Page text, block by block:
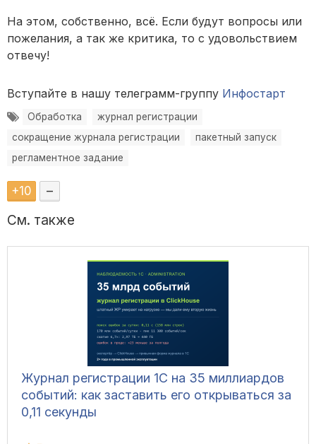
На этом, собственно, всё. Если будут вопросы или
пожелания, а так же критика, то с удовольствием
отвечу!
Вступайте в нашу телеграмм-группу Инфостарт
Обработка
журнал регистрации
сокращение журнала регистрации
пакетный запуск
регламентное задание
+10 –
См. также
Журнал регистрации 1С на 35 миллиардов
событий: как заставить его открываться за
0,11 секунды